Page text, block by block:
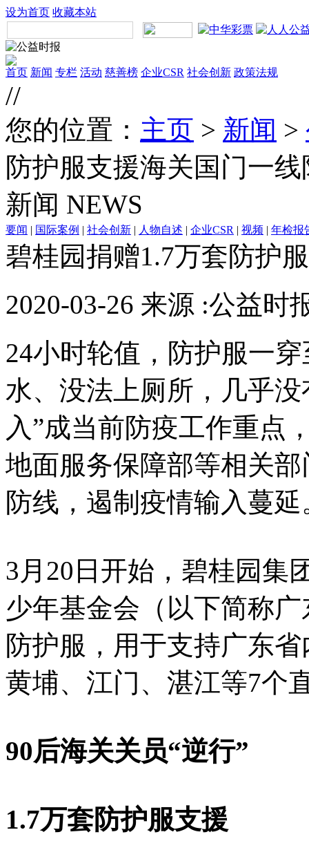
设为首页 收藏本站
首页 新闻 专栏 活动 慈善榜 企业CSR 社会创新 政策法规
//
您的位置： 主页 > 新闻 >
防护服支援海关国门一线
新闻 NEWS
要闻 | 国际案例 | 社会创新 | 人物自述 | 企业CSR | 视频 | 年检报
碧桂园捐赠1.7万套防护
2020-03-26 来源 :公益时
24小时轮值，防护服一
水、没法上厕所，几乎
入”成当前防疫工作重点
地面服务保障部等相关
防线，遏制疫情输入蔓延
3月20日开始，碧桂园集
少年基金会（以下简称
防护服，用于支持广东
黄埔、江门、湛江等7个
90后海关关员“逆行”
1.7万套防护服支援